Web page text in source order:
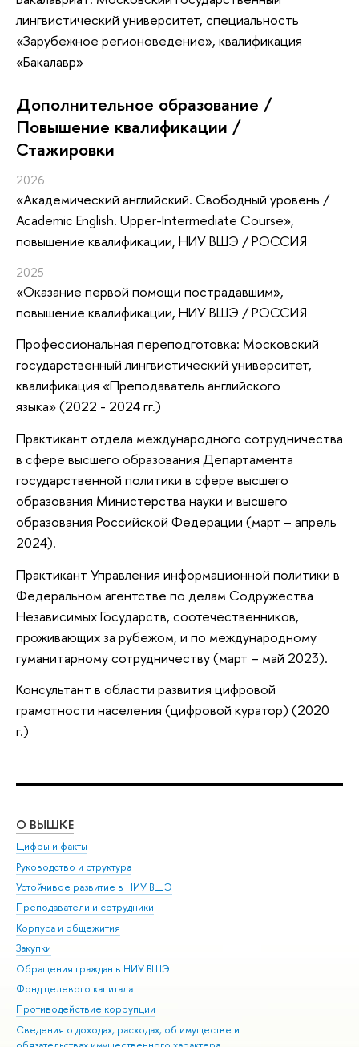
лингвистический университет, специальность
«Зарубежное регионоведение», квалификация
«Бакалавр»
Дополнительное образование /
Повышение квалификации /
Стажировки
2026
«Академический английский. Свободный уровень /
Academic English. Upper-Intermediate Course»,
повышение квалификации, НИУ ВШЭ / РОССИЯ
2025
«Оказание первой помощи пострадавшим»,
повышение квалификации, НИУ ВШЭ / РОССИЯ
Профессиональная переподготовка: Московский
государственный лингвистический университет,
квалификация «Преподаватель английского
языка» (2022 - 2024 гг.)
Практикант отдела международного сотрудничества
в сфере высшего образования Департамента
государственной политики в сфере высшего
образования Министерства науки и высшего
образования Российской Федерации (март – апрель
2024).
Практикант Управления информационной политики в
Федеральном агентстве по делам Содружества
Независимых Государств, соотечественников,
проживающих за рубежом, и по международному
гуманитарному сотрудничеству (март – май 2023).
Консультант в области развития цифровой
грамотности населения (цифровой куратор) (2020
г.)
О ВЫШКЕ
Цифры и факты
Руководство и структура
Устойчивое развитие в НИУ ВШЭ
Преподаватели и сотрудники
Корпуса и общежития
Закупки
Обращения граждан в НИУ ВШЭ
Фонд целевого капитала
Противодействие коррупции
Сведения о доходах, расходах, об имуществе и